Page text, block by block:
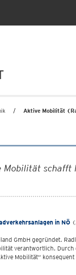
Aktive Mobilität
schafft
in NÖ
GmbH gegründet.
verantwortlich.
Mobilität“